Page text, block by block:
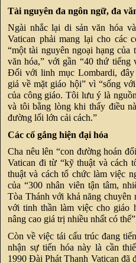
Tài nguyên đa ngôn ngữ, đa
Ngài nhắc lại di sản văn hóa
Vatican phải mang lại cho các
“một tài nguyên ngoại hạng của
văn hóa,” với gần “40 thứ
Đối với linh mục Lombardi,
giá về mặt giáo hội” vì “sống
của công giáo. Tôi lưu ý là
và tôi bằng lòng khi thấy điều
đường lối lớn cải cách.”
Các cố gắng hiện đại hóa
Cha nêu lên “con đường hoán
Vatican đi từ “kỹ thuật và cách
thuật và cách tổ chức làm việc
của “300 nhân viên tận tâm,
Tòa Thánh với khả năng chuyên
với tinh thần làm việc cho giáo
nâng cao giá trị nhiều nhất có
Còn về việc tái cấu trúc đang
nhận sự tiến hóa này là cần
1990 Đài Phát Thanh Vatican đã